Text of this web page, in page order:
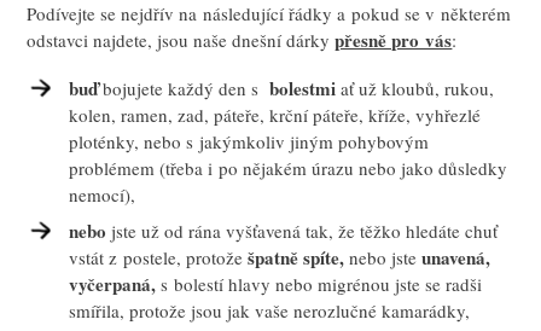
Podívejte se nejdřív na následující řádky a pokud se v některém
odstavci najdete, jsou naše dnešní dárkypřesně pro vás:
buďbojujete každý den sbolestmiať už kloubů, rukou,
kolen, ramen, zad, páteře, krční páteře, kříže, vyhřezlé
ploténky, nebo s jakýmkoliv jiným pohybovým
problémem (třeba i po nějakém úrazu nebo jako důsledky
nemocí),
nebo jste už od rána vyšťavená tak, že těžko hledáte chuť
vstát z postele, protožešpatně spíte, nebo jsteunavená,
vyčerpaná, s bolestí hlavy nebo migrénou jste se radši
smířila, protože jsou jak vaše nerozlučné kamarádky,